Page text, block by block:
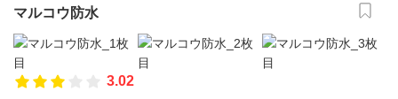
マルコウ防水
3.02